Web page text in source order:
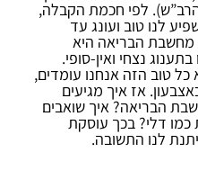
לפי חכמת הקבלה,
לנו טוב ועונג עד
מחשבת הבריאה היא
נצחי ואין-סופי.
כל טוב הזה אנחנו עומדים,
אז איך מגיעים
הבריאה? איך שואבים
דלי? בכך עוסקת
לנו התשובה.